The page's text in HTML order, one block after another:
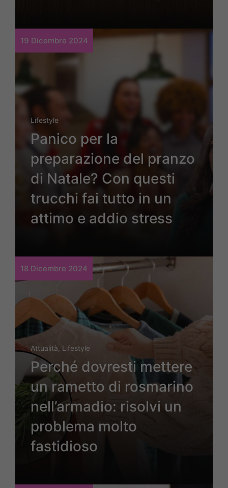
19 Dicembre 2024
Lifestyle
Panico per la
preparazione del pranzo
di Natale? Con questi
trucchi fai tutto in un
attimo e addio stress
18 Dicembre 2024
Attualità, Lifestyle
Perché dovresti mettere
un rametto di rosmarino
nell’armadio: risolvi un
problema molto
fastidioso